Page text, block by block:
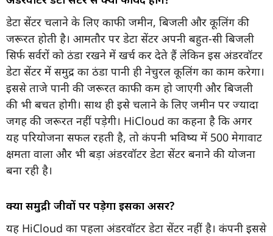
डेटा सेंटर चलाने के लिए काफी जमीन, बिजली और कूलिंग की
जरूरत होती है। आमतौर पर डेटा सेंटर अपनी बहुत-सी बिजली
सिर्फ सर्वरों को ठंडा रखने में खर्च कर देते हैं लेकिन इस अंडरवॉटर
डेटा सेंटर में समुद्र का ठंडा पानी ही नेचुरल कूलिंग का काम करेगा।
इससे ताजे पानी की जरूरत काफी कम हो जाएगी और बिजली
की भी बचत होगी। साथ ही इसे चलाने के लिए जमीन पर ज्यादा
जगह की जरूरत नहीं पड़ेगी। HiCloud का कहना है कि अगर
यह परियोजना सफल रहती है, तो कंपनी भविष्य में 500 मेगावाट
क्षमता वाला और भी बड़ा अंडरवॉटर डेटा सेंटर बनाने की योजना
बना रही है।
क्या समुद्री जीवों पर पड़ेगा इसका असर?
यह HiCloud का पहला अंडरवॉटर डेटा सेंटर नहीं है। कंपनी इससे